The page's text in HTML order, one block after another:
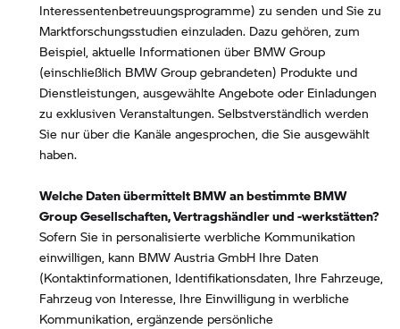
Interessentenbetreuungsprogramme) zu senden und Sie zu
Marktforschungsstudien einzuladen. Dazu gehören, zum
Beispiel, aktuelle Informationen über BMW Group
(einschließlich BMW Group gebrandeten) Produkte und
Dienstleistungen, ausgewählte Angebote oder Einladungen
zu exklusiven Veranstaltungen. Selbstverständlich werden
Sie nur über die Kanäle angesprochen, die Sie ausgewählt
haben.
Welche Daten übermittelt BMW an bestimmte BMW
Group Gesellschaften, Vertragshändler und -werkstätten?
Sofern Sie in personalisierte werbliche Kommunikation
einwilligen, kann BMW Austria GmbH Ihre Daten
(Kontaktinformationen, Identifikationsdaten, Ihre Fahrzeuge,
Fahrzeug von Interesse, Ihre Einwilligung in werbliche
Kommunikation, ergänzende persönliche